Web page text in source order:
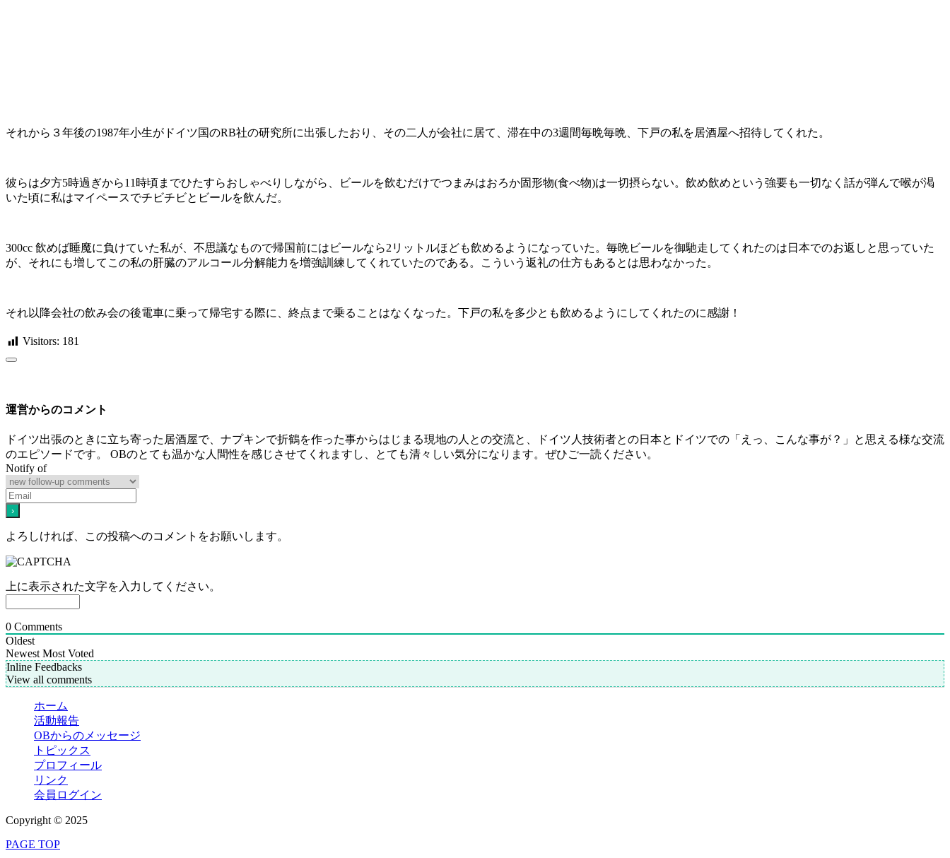
それから３年後の1987年小生がドイツ国のRB社の研究所に出張したおり、その二人が会社に居て、滞在中の3週間毎晩毎晩、下戸の私を居酒屋へ招待してくれた。
彼らは夕方5時過ぎから11時頃までひたすらおしゃべりしながら、ビールを飲むだけでつまみはおろか固形物(食べ物)は一切摂らない。飲め飲めという強要も一切なく話が弾んで喉が渇
いた頃に私はマイペースでチビチビとビールを飲んだ。
300cc 飲めば睡魔に負けていた私が、不思議なもので帰国前にはビールなら2リットルほども飲めるようになっていた。毎晩ビールを御馳走してくれたのは日本でのお返しと思っていた
が、それにも増してこの私の肝臓のアルコール分解能力を増強訓練してくれていたのである。こういう返礼の仕方もあるとは思わなかった。
それ以降会社の飲み会の後電車に乗って帰宅する際に、終点まで乗ることはなくなった。下戸の私を多少とも飲めるようにしてくれたのに感謝！
Visitors: 181
運営からのコメント
ドイツ出張のときに立ち寄った居酒屋で、ナプキンで折鶴を作った事からはじまる現地の人との交流と、ドイツ人技術者との日本とドイツでの「えっ、こんな事が？」と思える様な交流
のエピソードです。 OBのとても温かな人間性を感じさせてくれますし、とても清々しい気分になります。ぜひご一読ください。
Notify of
よろしければ、この投稿へのコメントをお願いします。
上に表示された文字を入力してください。
0 Comments
Oldest
Newest Most Voted
Inline Feedbacks
View all comments
ホーム
活動報告
OBからのメッセージ
トピックス
プロフィール
リンク
会員ログイン
Copyright © 2025
PAGE TOP